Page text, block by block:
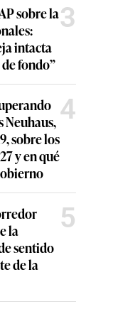
sobre la
intacta
fondo”
3
Neuhaus,
sobre los
y en qué
4
la
sentido
de la
5